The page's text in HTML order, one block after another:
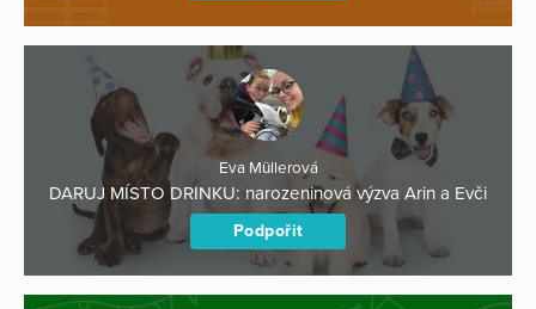
Eva Müllerová
DARUJ MÍSTO DRINKU: narozeninová výzva Arin a Evči
Podpořit